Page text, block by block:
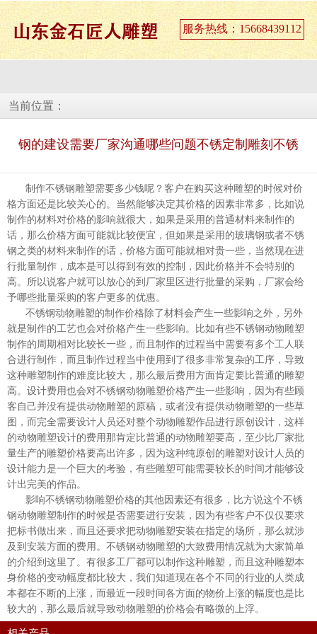
服务热线：15668439112
当前位置：
钢的建设需要厂家沟通哪些问题不锈定制雕刻不锈
制作不锈钢雕塑需要多少钱呢？客户在购买这种雕塑的时候对价
格方面还是比较关心的。当然能够决定其价格的因素非常多，比如说
制作的材料对价格的影响就很大，如果是采用的普通材料来制作的
话，那么价格方面可能就比较便宜，但如果是采用的玻璃钢或者不锈
钢之类的材料来制作的话，价格方面可能就相对贵一些，当然现在进
行批量制作，成本是可以得到有效的控制，因此价格并不会特别的
高。所以说客户就可以放心的到厂家里区进行批量的采购，厂家会给
予哪些批量采购的客户更多的优惠。
不锈钢动物雕塑的制作价格除了材料会产生一些影响之外，另外
就是制作的工艺也会对价格产生一些影响。比如有些不锈钢动物雕塑
制作的周期相对比较长一些，而且制作的过程当中需要有多个工人联
合进行制作，而且制作过程当中使用到了很多非常复杂的工序，导致
这种雕塑制作的难度比较大，那么最后费用方面肯定要比普通的雕塑
高。设计费用也会对不锈钢动物雕塑价格产生一些影响，因为有些顾
客自己并没有提供动物雕塑的原稿，或者没有提供动物雕塑的一些草
图，而完全需要设计人员还对整个动物雕塑作品进行原创设计，这样
的动物雕塑设计的费用那肯定比普通的动物雕塑要高，至少比厂家批
量生产的雕塑价格要高出许多，因为这种纯原创的雕塑对设计人员的
设计能力是一个巨大的考验，有些雕塑可能需要较长的时间才能够设
计出完美的作品。
影响不锈钢动物雕塑价格的其他因素还有很多，比方说这个不锈
钢动物雕塑制作的时候是否需要进行安装，因为有些客户不仅仅要求
把标书做出来，而且还要求把动物雕塑安装在指定的场所，那么就涉
及到安装方面的费用。不锈钢动物雕塑的大致费用情况就为大家简单
的介绍到这里了。有很多工厂都可以制作这种雕塑，而且这种雕塑本
身价格的变动幅度都比较大，我们知道现在各个不同的行业的人类成
本都在不断的上涨，而最近一段时间各方面的物价上涨的幅度也是比
较大的，那么最后就导致动物雕塑的价格会有略微的上浮。